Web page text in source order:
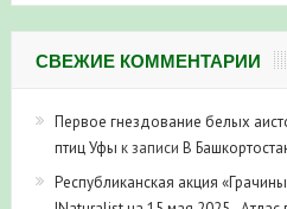
СВЕЖИЕ КОММЕНТАРИИ
Первое гнездование белых
птиц Уфы к записи В
Республиканская акция